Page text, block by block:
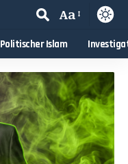
Aa
Politischer Islam